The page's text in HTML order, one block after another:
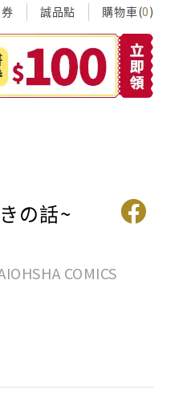
誠品點 購物車(0)
の話~
COMICS